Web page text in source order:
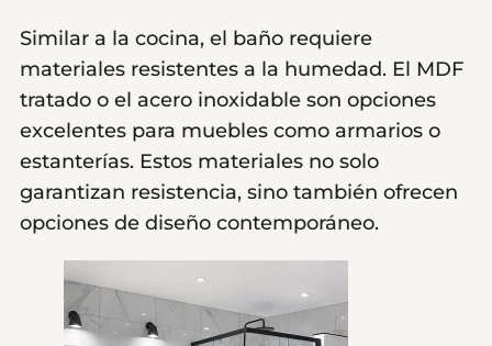
Similar a la cocina, el baño requiere
materiales resistentes a la humedad. El MDF
tratado o el acero inoxidable son opciones
excelentes para muebles como armarios o
estanterías. Estos materiales no solo
garantizan resistencia, sino también ofrecen
opciones de diseño contemporáneo.